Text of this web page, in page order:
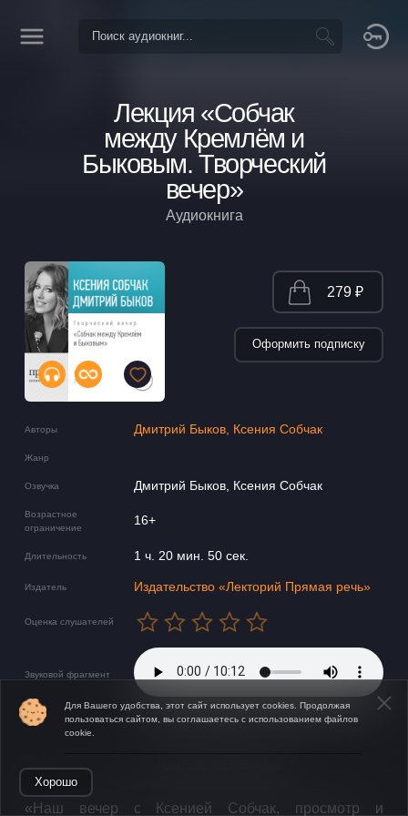
Лекция «Собчак
между Кремлём и
Быковым. Творческий
вечер»
Аудиокнига
Авторы Дмитрий Быков, Ксения Собчак
Жанр
Озвучка Дмитрий Быков, Ксения Собчак
Возрастное
ограничение
16+
Длительность 1 ч. 20 мин. 50 сек.
Издатель Издательство «Лекторий Прямая речь»
Оценка слушателей
Звуковой фрагмент
279 ₽
Оформить подписку
​​«Наш вечер с Ксенией Собчак, просмотр и
Для Вашего удобства, этот сайт использует cookies. Продолжая
пользоваться сайтом, вы соглашаетесь с использованием файлов
cookie.
Хорошо